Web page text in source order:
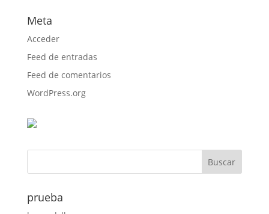
Meta
Acceder
Feed de entradas
Feed de comentarios
WordPress.org
prueba